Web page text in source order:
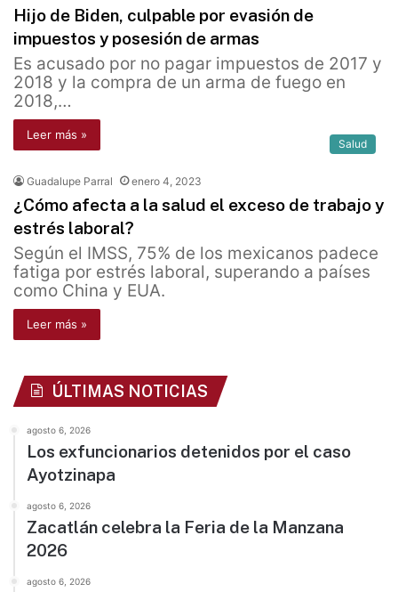
Hijo de Biden, culpable por evasión de
impuestos y posesión de armas
Es acusado por no pagar impuestos de 2017 y
2018 y la compra de un arma de fuego en
2018,…
Leer más »
Salud
Guadalupe Parral enero 4, 2023
¿Cómo afecta a la salud el exceso de trabajo y
estrés laboral?
Según el IMSS, 75% de los mexicanos padece
fatiga por estrés laboral, superando a países
como China y EUA.
Leer más »
ÚLTIMAS NOTICIAS
agosto 6, 2026
Los exfuncionarios detenidos por el caso
Ayotzinapa
agosto 6, 2026
Zacatlán celebra la Feria de la Manzana
2026
agosto 6, 2026